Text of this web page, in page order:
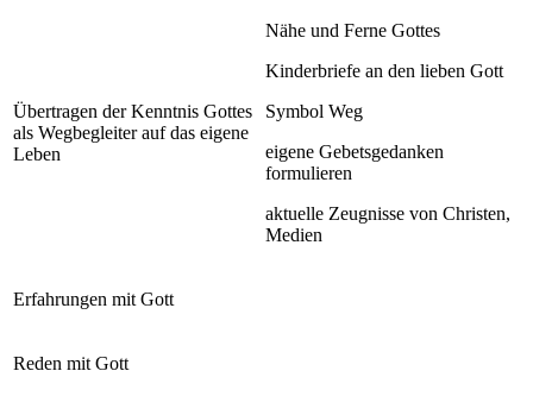
Übertragen der Kenntnis Gottes
als Wegbegleiter auf das eigene
Leben
Nähe und Ferne Gottes
Kinderbriefe an den lieben Gott
Symbol Weg
eigene Gebetsgedanken
formulieren
aktuelle Zeugnisse von Christen,
Medien
Erfahrungen mit Gott
Reden mit Gott